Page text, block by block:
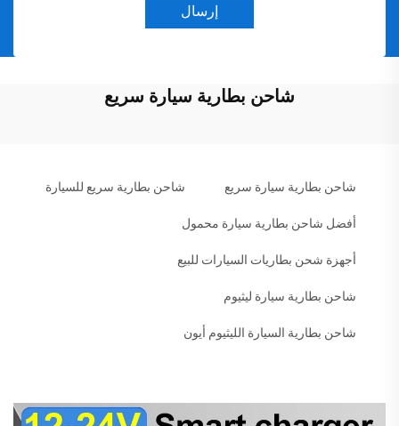
إرسال
شاحن بطارية سيارة سريع
شاحن بطارية سيارة سريع شاحن بطارية سريع للسيارة
أفضل شاحن بطارية سيارة محمول
أجهزة شحن بطاريات السيارات للبيع
شاحن بطارية سيارة ليثيوم
شاحن بطارية السيارة الليثيوم أيون